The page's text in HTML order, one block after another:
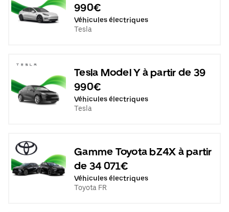
990€
Véhicules électriques
Tesla
Tesla Model Y à partir de 39
990€
Véhicules électriques
Tesla
Gamme Toyota bZ4X à partir
de 34 071€
Véhicules électriques
Toyota FR